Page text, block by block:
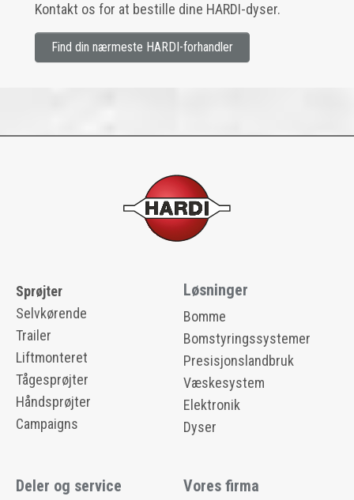
Kontakt os for at bestille dine HARDI-dyser.
Find din nærmeste HARDI-forhandler
Sprøjter
Selvkørende
Trailer
Liftmonteret
Tågesprøjter
Håndsprøjter
Campaigns
Løsninger
Bomme
Bomstyringssystemer
Presisjonslandbruk
Væskesystem
Elektronik
Dyser
Deler og service Vores firma